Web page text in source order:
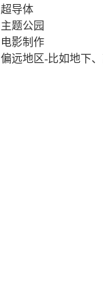
超导体
主题公园
电影制作
偏远地区-比如地下